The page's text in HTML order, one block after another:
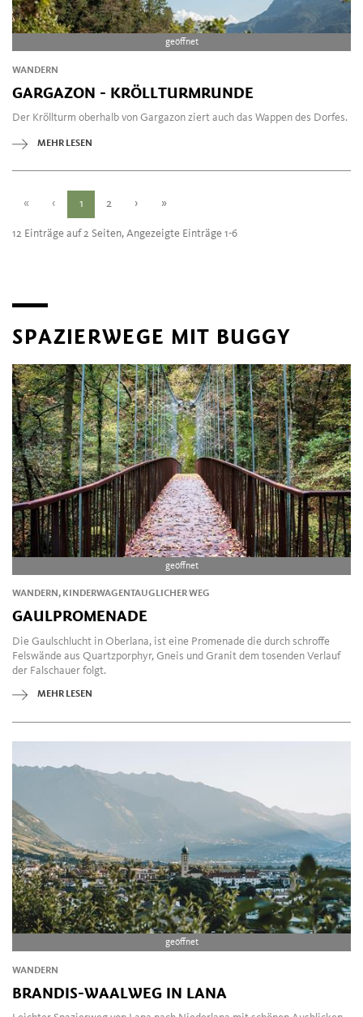
geöffnet
WANDERN
GARGAZON - KRÖLLTURMRUNDE
Der Kröllturm oberhalb von Gargazon ziert auch das Wappen des Dorfes.
MEHR LESEN
« ‹ 1 2 › »
12 Einträge auf 2 Seiten, Angezeigte Einträge 1-6
SPAZIERWEGE MIT BUGGY
geöffnet
WANDERN, KINDERWAGENTAUGLICHER WEG
GAULPROMENADE
Die Gaulschlucht in Oberlana, ist eine Promenade die durch schroffe
Felswände aus Quartzporphyr, Gneis und Granit dem tosenden Verlauf
der Falschauer folgt.
MEHR LESEN
geöffnet
WANDERN
BRANDIS-WAALWEG IN LANA